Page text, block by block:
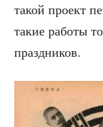
такой про­ект
такие рабо­ты
праздников.